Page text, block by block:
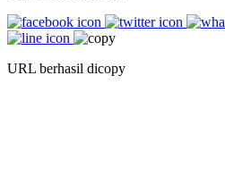
URL berhasil dicopy